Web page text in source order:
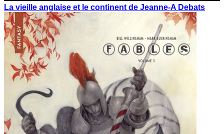
La vieille anglaise et le continent de Jeanne-A Debats